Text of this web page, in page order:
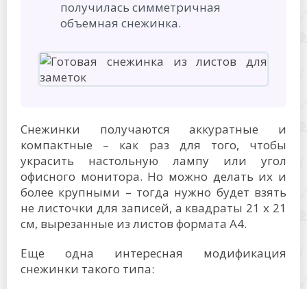
получилась симметричная
объемная снежинка.
Снежинки получаются аккуратные и
компактные – как раз для того, чтобы
украсить настольную лампу или угол
офисного монитора. Но можно делать их и
более крупными – тогда нужно будет взять
не листочки для записей, а квадраты 21 х 21
см, вырезанные из листов формата А4.
Еще одна интересная модификация
снежинки такого типа: